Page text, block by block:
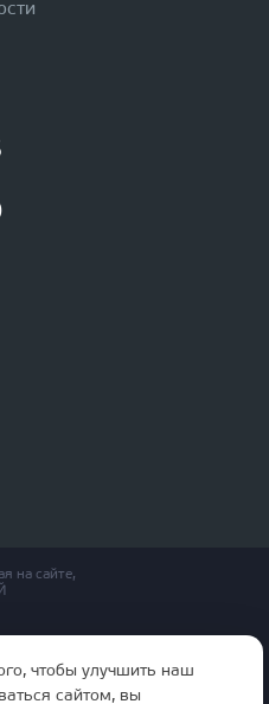
на сайте,
дверей
данных
чтобы улучшить наш
сайтом, вы